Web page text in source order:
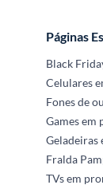
Páginas
Black
Celulares
Fones de
Games em
Geladeiras
Fralda
TVs em